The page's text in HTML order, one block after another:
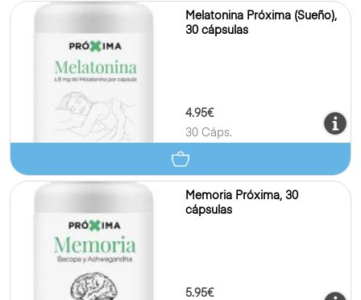
Melatonina Próxima (Sueño),
30 cápsulas
4.95€
30 Cáps.
Memoria Próxima, 30
cápsulas
5.95€